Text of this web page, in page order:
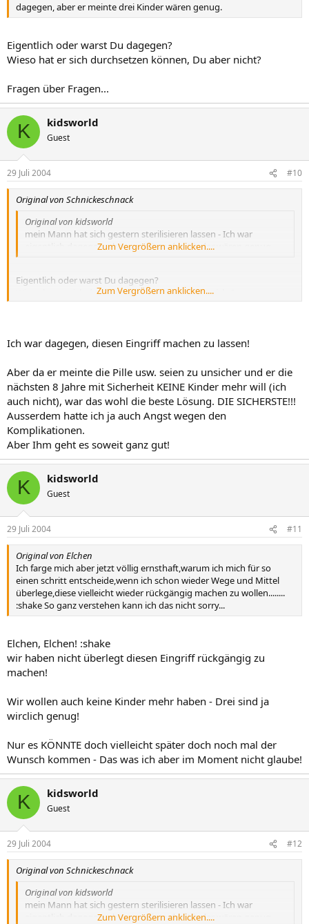
dagegen, aber er meinte drei Kinder wären genug.
Eigentlich oder warst Du dagegen?
Wieso hat er sich durchsetzen können, Du aber nicht?
Fragen über Fragen...
K kidsworld
Guest
29 Juli 2004 #10
Original von Schnickeschnack
Original von kidsworld
mein Mann hat sich gestern sterilisieren lassen - Ich war
eigentlich dagegen, aber er meinte drei Kinder wären genug.
Zum Vergrößern anklicken....
Eigentlich oder warst Du dagegen?
Wieso hat er sich durchsetzen können, Du aber nicht?
Zum Vergrößern anklicken....
Ich war dagegen, diesen Eingriff machen zu lassen!
Aber da er meinte die Pille usw. seien zu unsicher und er die
nächsten 8 Jahre mit Sicherheit KEINE Kinder mehr will (ich
auch nicht), war das wohl die beste Lösung. DIE SICHERSTE!!!
Ausserdem hatte ich ja auch Angst wegen den
Komplikationen.
Aber Ihm geht es soweit ganz gut!
K kidsworld
Guest
29 Juli 2004 #11
Original von Elchen
Ich farge mich aber jetzt völlig ernsthaft,warum ich mich für so
einen schritt entscheide,wenn ich schon wieder Wege und Mittel
überlege,diese vielleicht wieder rückgängig machen zu wollen........
:shake So ganz verstehen kann ich das nicht sorry...
Elchen, Elchen! :shake
wir haben nicht überlegt diesen Eingriff rückgängig zu
machen!
Wir wollen auch keine Kinder mehr haben - Drei sind ja
wirclich genug!
Nur es KÖNNTE doch vielleicht später doch noch mal der
Wunsch kommen - Das was ich aber im Moment nicht glaube!
K kidsworld
Guest
29 Juli 2004 #12
Original von Schnickeschnack
Original von kidsworld
mein Mann hat sich gestern sterilisieren lassen - Ich war
eigentlich dagegen, aber er meinte drei Kinder wären genug.
Zum Vergrößern anklicken....